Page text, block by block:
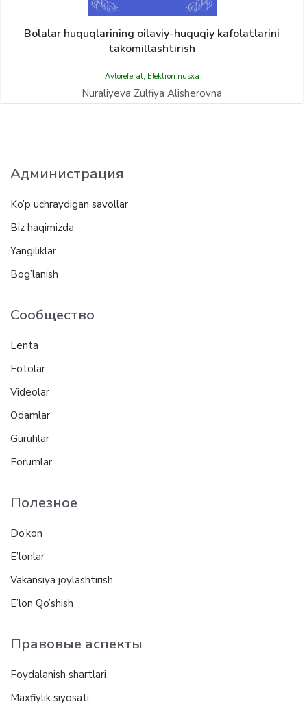
Bolalar huquqlarining oilaviy-huquqiy kafolatlarini
takomillashtirish
Avtoreferat, Elektron nusxa
Nuraliyeva Zulfiya Alishеrovna
Администрация
Ko’p uchraydigan savollar
Biz haqimizda
Yangiliklar
Bog’lanish
Сообщество
Lenta
Fotolar
Videolar
Odamlar
Guruhlar
Forumlar
Полезное
Do’kon
E’lonlar
Vakansiya joylashtirish
E’lon Qo’shish
Правовые аспекты
Foydalanish shartlari
Maxfiylik siyosati